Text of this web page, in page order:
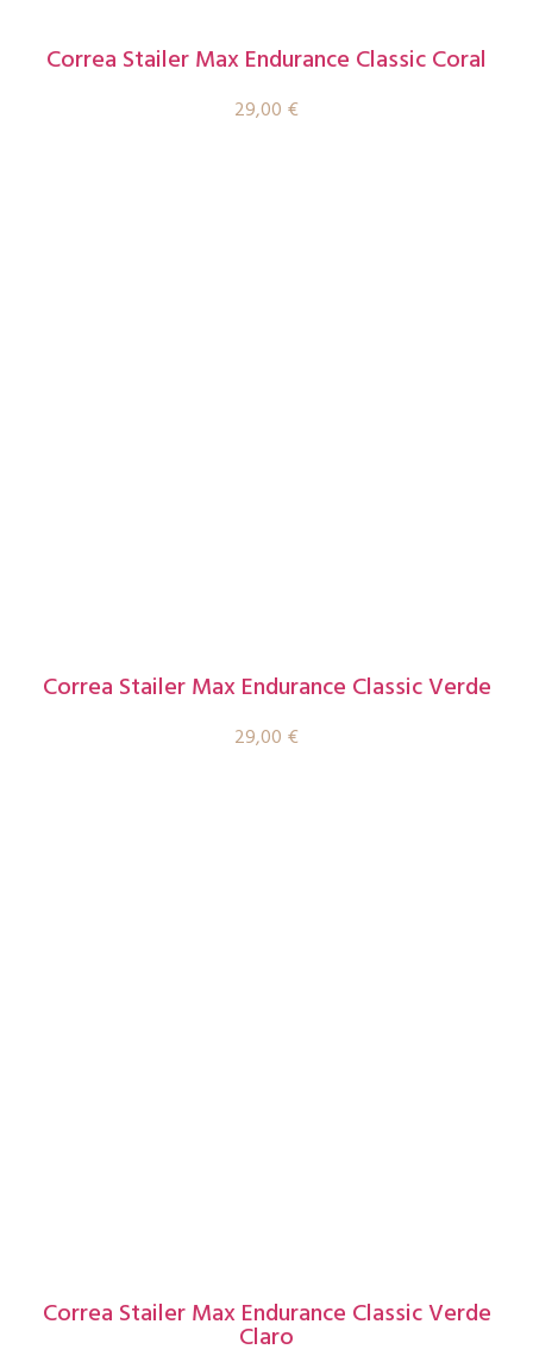
Correa Stailer Max Endurance Classic Coral
29,00 €
Correa Stailer Max Endurance Classic Verde
29,00 €
Correa Stailer Max Endurance Classic Verde
Claro